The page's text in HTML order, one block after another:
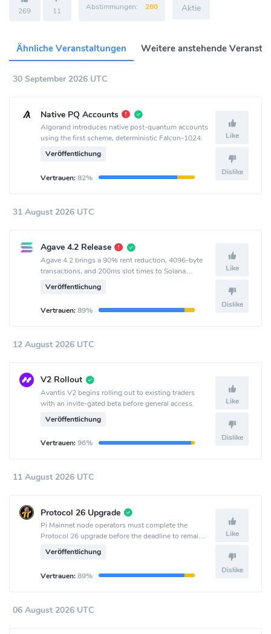
269 11
Abstimmungen:
280 Aktie
Ähnliche Veranstaltungen Weitere anstehende
30 September 2026 UTC
Native PQ Accounts
Algorand introduces native post-quantum accounts
using the first scheme, deterministic Falcon-1024.
Veröffentlichung
Vertrauen:82%
Like
Dislike
31 August 2026 UTC
Agave 4.2 Release
Agave 4.2 brings a 90% rent reduction, 4096-byte
transactions, and 200ms slot times to Solana
mainnet.
Veröffentlichung
Vertrauen:89%
Like
Dislike
12 August 2026 UTC
V2 Rollout
Avantis V2 begins rolling out to existing traders
with an invite-gated beta before general access.
Veröffentlichung
Vertrauen:96%
Like
Dislike
11 August 2026 UTC
Protocol 26 Upgrade
Pi Mainnet node operators must complete the
Protocol 26 upgrade before the deadline to remain
connected to the network.
Veröffentlichung
Vertrauen:89%
Like
Dislike
06 August 2026 UTC